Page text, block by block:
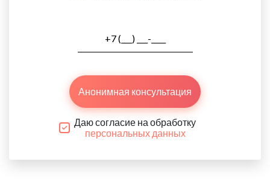
Анонимная консультация
Даю согласие на обработку
персональных данных